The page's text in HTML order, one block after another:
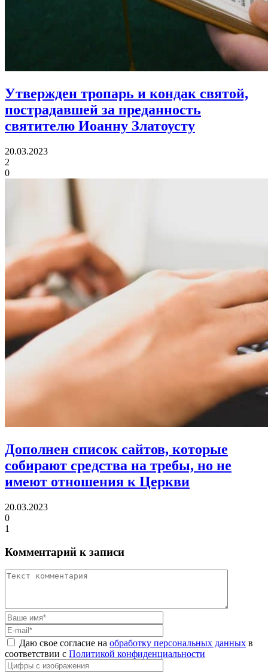
Утвержден тропарь и кондак святой,
пострадавшей за преданность
святителю Иоанну Златоусту
20.03.2023
2
0
Дополнен список сайтов, которые
собирают средства на требы, но не
имеют отношения к Церкви
20.03.2023
0
1
Комментарий к записи
Даю свое согласие на обработку персональных данных в
соответствии с Политикой конфиденциальности